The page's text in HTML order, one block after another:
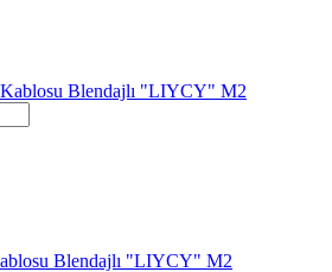
Blendajlı "LIYCY" M2
Blendajlı "LIYCY" M2